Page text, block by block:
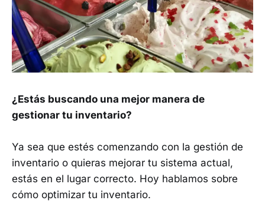
¿Estás buscando una mejor manera de
gestionar tu inventario?
Ya sea que estés comenzando con la gestión de
inventario o quieras mejorar tu sistema actual,
estás en el lugar correcto. Hoy hablamos sobre
cómo optimizar tu inventario.